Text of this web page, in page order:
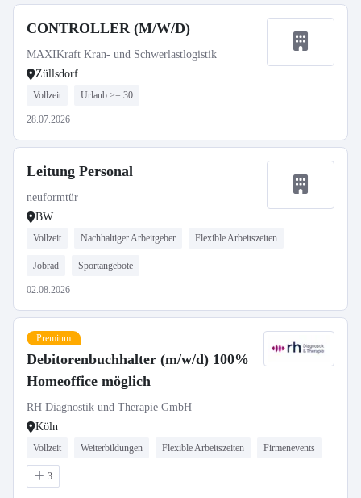
CONTROLLER (M/W/D)
MAXIKraft Kran- und Schwerlastlogistik
Züllsdorf
Vollzeit Urlaub >= 30
28.07.2026
Leitung Personal
neuformtür
BW
Vollzeit Nachhaltiger Arbeitgeber Flexible Arbeitszeiten
Jobrad Sportangebote
02.08.2026
Premium
Debitorenbuchhalter (m/w/d) 100%
Homeoffice möglich
RH Diagnostik und Therapie GmbH
Köln
Vollzeit Weiterbildungen Flexible Arbeitszeiten Firmenevents
3